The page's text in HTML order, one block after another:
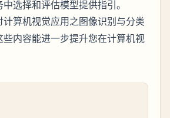
选择和评估模型提供指引。
计算机视觉应用之图像识别与分类
些内容能进一步提升您在计算机视